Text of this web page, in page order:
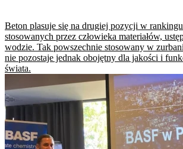
Beton plasuje się na drugiej pozycji w
stosowanych przez człowieka materiałów,
wodzie. Tak powszechnie stosowany w
nie pozostaje jednak obojętny dla jakości i
świata.